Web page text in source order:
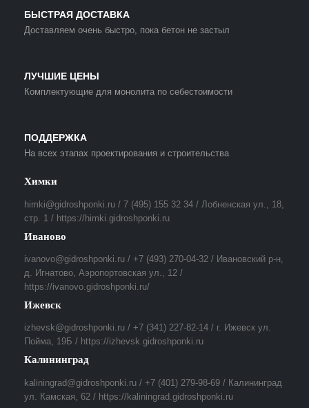
БЫСТРАЯ ДОСТАВКА
Доставляем очень быстро, пока бетон не застыл
ЛУЧШИЕ ЦЕНЫ
Комплектующие для монолита по себестоимости
ПОДДЕРЖКА
На всех этапах проектирования и строительства
Химки
himki@gidroshponki.ru / 7 (495) 155 32 34 / Лобненская ул., 18,
стр. 1 / https://himki.gidroshponki.ru
Иваново
ivanovo@gidroshponki.ru / +7 (493) 270-04-32 / Ивановский р-н,
д. Игнатово, Аэропортовская ул., 12 /
https://ivanovo.gidroshponki.ru/
Ижевск
izhevsk@gidroshponki.ru / +7 (341) 227-82-14 / г. Ижевск ул.
Пойма, 19Б / https://izhevsk.gidroshponki.ru
Калининград
kaliningrad@gidroshponki.ru / +7 (401) 279-98-69 / Калининград
ул. Камская, 62 / https://kaliningrad.gidroshponki.ru